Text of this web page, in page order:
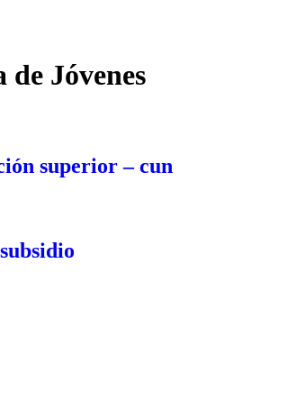
Jóvenes
superior – cun